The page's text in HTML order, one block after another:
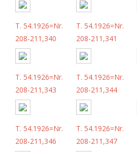
T. 54.1926=Nr.
208-211,340
T. 54.1926=Nr.
208-211,341
T. 54.1926=Nr.
208-211,343
T. 54.1926=Nr.
208-211,344
T. 54.1926=Nr.
208-211,346
T. 54.1926=Nr.
208-211,347